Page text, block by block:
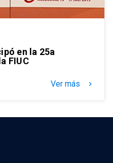
en la 25a
FIUC
Ver más keyboard_arrow_right